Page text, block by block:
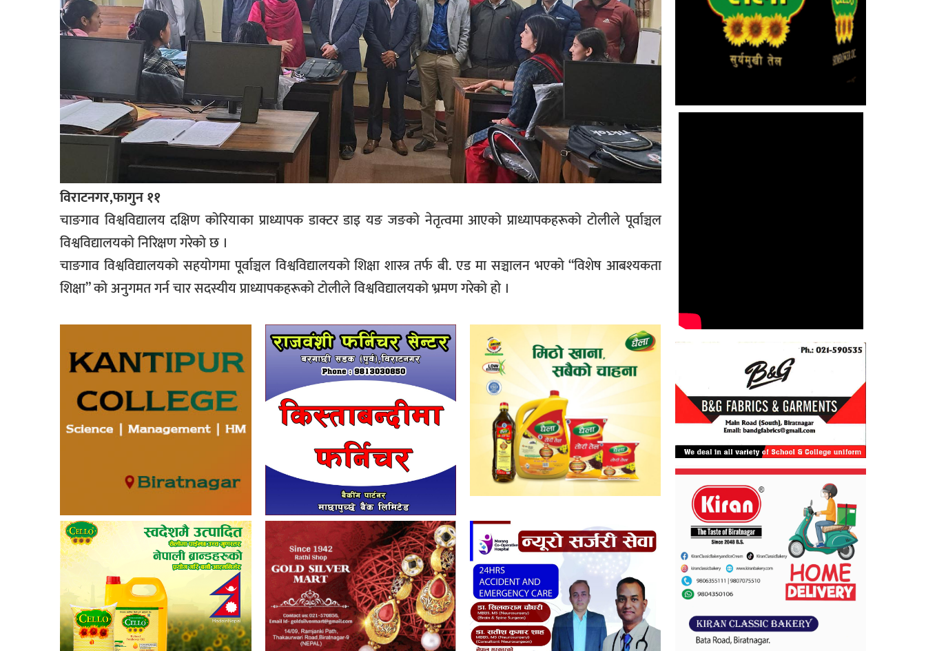
विराटनगर,फागुन ११
चाङगाव विश्वविद्यालय दक्षिण कोरियाका प्राध्यापक डाक्टर डाइ यङ जङको नेतृत्वमा आएको प्राध्यापकहरूको टोलीले पूर्वाञ्चल
विश्वविद्यालयको निरिक्षण गरेको छ ।
चाङगाव विश्वविद्यालयको सहयोगमा पूर्वाञ्चल विश्वविद्यालयको शिक्षा शास्त्र तर्फ बी. एड मा सञ्चालन भएको “विशेष आबश्यकता
शिक्षा” को अनुगमत गर्न चार सदस्यीय प्राध्यापकहरूको टोलीले विश्वविद्यालयको भ्रमण गरेको हो ।